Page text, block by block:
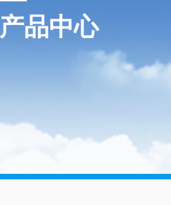
产品中心